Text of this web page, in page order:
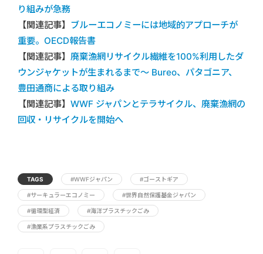
り組みが急務
【関連記事】 ブルーエコノミーには地域的アプローチが
重要。OECD報告書
【関連記事】 廃棄漁網リサイクル繊維を100%利用したダ
ウンジャケットが生まれるまで～ Bureo、パタゴニア、
豊田通商による取り組み
【関連記事】 WWF ジャパンとテラサイクル、廃棄漁網の
回収・リサイクルを開始へ
TAGS #WWFジャパン #ゴーストギア
#サーキュラーエコノミー #世界自然保護基金ジャパン
#循環型経済 #海洋プラスチックごみ
#漁業系プラスチックごみ